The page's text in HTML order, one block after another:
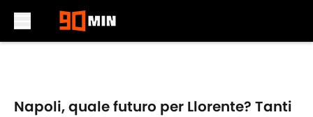
Napoli, quale futuro per Llorente? Tanti